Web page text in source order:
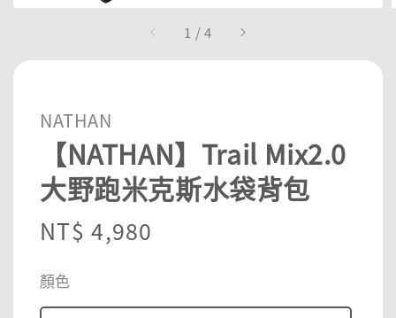
1 /4
NATHAN
【NATHAN】Trail Mix2.0
大野跑米克斯水袋背包
Regular
NT$ 4,980
顏色